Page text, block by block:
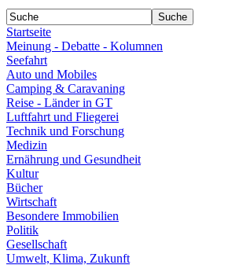
Startseite
Meinung - Debatte - Kolumnen
Seefahrt
Auto und Mobiles
Camping & Caravaning
Reise - Länder in GT
Luftfahrt und Fliegerei
Technik und Forschung
Medizin
Ernährung und Gesundheit
Kultur
Bücher
Wirtschaft
Besondere Immobilien
Politik
Gesellschaft
Umwelt, Klima, Zukunft